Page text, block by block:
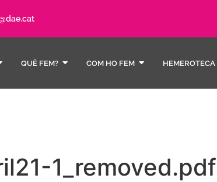
QUÈ FEM? COM HO FEM HEMEROTECA
1_removed.pdf